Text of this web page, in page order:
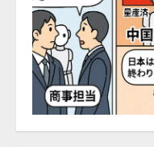
1
【
AI
リ
【
ォ